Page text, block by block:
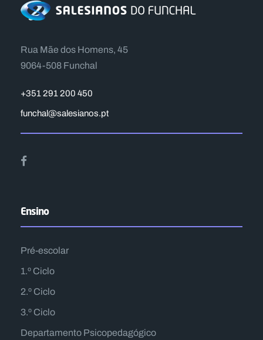
Rua Mãe dos Homens, 45
9064-508 Funchal
+351 291 200 450
funchal@salesianos.pt
Ensino
Pré-escolar
1.º Ciclo
2.º Ciclo
3.º Ciclo
Departamento Psicopedagógico